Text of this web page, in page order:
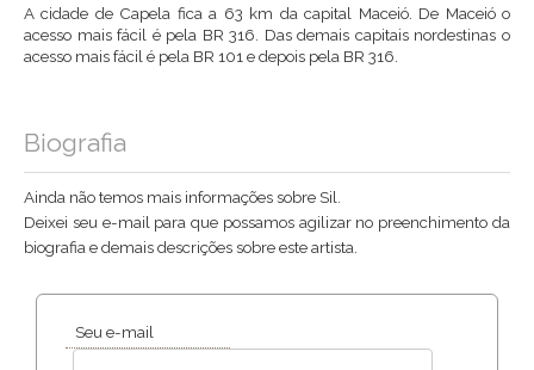
A cidade de Capela fica a 63 km da capital Maceió. De Maceió o
acesso mais fácil é pela BR 316. Das demais capitais nordestinas o
acesso mais fácil é pela BR 101 e depois pela BR 316.
Biografia
Ainda não temos mais informações sobre Sil.
Deixei seu e-mail para que possamos agilizar no preenchimento da
biografia e demais descrições sobre este artista.
Seu e-mail